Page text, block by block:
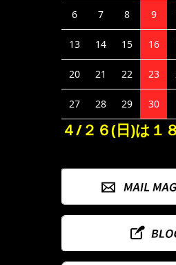
6 7 8 9
13 14 15 16
20 21 22 23
27 28 29 30
４/２６(日)は１